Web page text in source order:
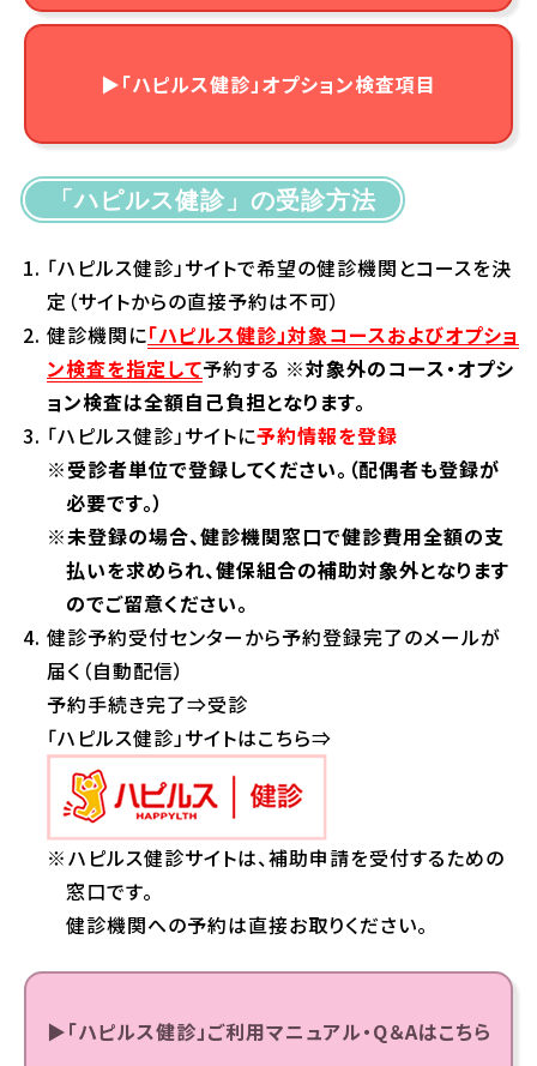
▶「ハピルス健診」オプション検査項目
「ハピルス健診」の受診方法
「ハピルス健診」サイトで希望の健診機関とコースを決
定（サイトからの直接予約は不可）
健診機関に「ハピルス健診」対象コースおよびオプショ
ン検査を指定して予約する ※対象外のコース・オプシ
ョン検査は全額自己負担となります。
「ハピルス健診」サイトに予約情報を登録
※受診者単位で登録してください。（配偶者も登録が
必要です。）
※未登録の場合、健診機関窓口で健診費用全額の支
払いを求められ、健保組合の補助対象外となります
のでご留意ください。
健診予約受付センターから予約登録完了のメールが
届く（自動配信）
予約手続き完了⇒受診
「ハピルス健診」サイトはこちら⇒
※ハピルス健診サイトは、補助申請を受付するための
窓口です。
健診機関への予約は直接お取りください。
▶「ハピルス健診」ご利用マニュアル・Q＆Aはこちら